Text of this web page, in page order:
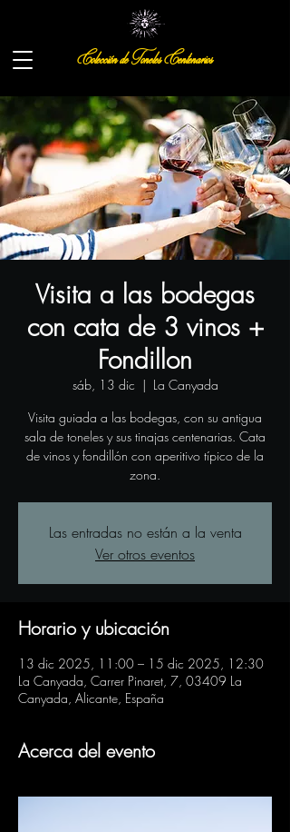
Colección de Toneles Centenarios
Visita a las bodegas
con cata de 3 vinos +
Fondillon
sáb, 13 dic
  |
La Canyada
Visita guiada a las bodegas, con su antigua
sala de toneles y sus tinajas centenarias. Cata
de vinos y fondillón con aperitivo típico de la
zona.
Las entradas no están a la venta
Ver otros eventos
Horario y ubicación
13 dic 2025, 11:00 – 15 dic 2025, 12:30
La Canyada, Carrer Pinaret, 7, 03409 La
Canyada, Alicante, España
Acerca del evento